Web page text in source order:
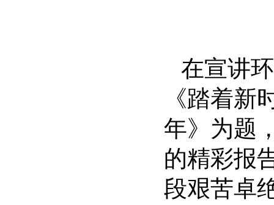
在宣讲
《踏着新
年》为题
的精彩报
段艰苦卓